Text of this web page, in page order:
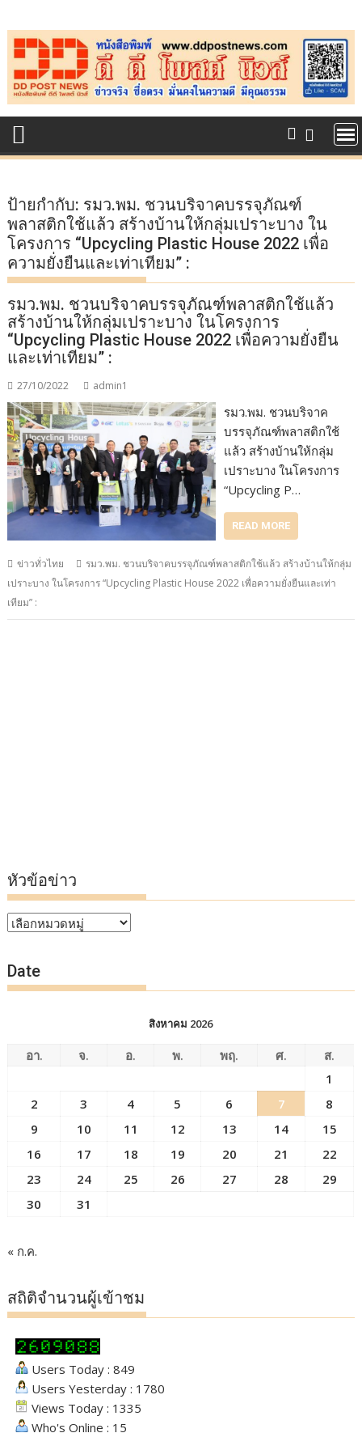
to
content
ป้ายกำกับ: รมว.พม. ชวนบริจาคบรรจุภัณฑ์
พลาสติกใช้แล้ว สร้างบ้านให้กลุ่มเปราะบาง ใน
โครงการ “Upcycling Plastic House 2022 เพื่อ
ความยั่งยืนและเท่าเทียม” :
รมว.พม. ชวนบริจาคบรรจุภัณฑ์พลาสติกใช้แล้ว
สร้างบ้านให้กลุ่มเปราะบาง ในโครงการ
“Upcycling Plastic House 2022 เพื่อความยั่งยืน
และเท่าเทียม” :
27/10/2022 admin1
รมว.พม. ชวนบริจาค
บรรจุภัณฑ์พลาสติกใช้
แล้ว สร้างบ้านให้กลุ่ม
เปราะบาง ในโครงการ
“Upcycling P…
READ MORE
ข่าวทั่วไทย
รมว.พม. ชวนบริจาคบรรจุภัณฑ์พลาสติกใช้แล้ว สร้างบ้านให้กลุ่ม
เปราะบาง ในโครงการ “Upcycling Plastic House 2022 เพื่อความยั่งยืนและเท่า
เทียม” :
หัวข้อข่าว
หัวข้อ
Date
สิงหาคม 2026
อา. จ. อ. พ. พฤ. ศ.
ส.
1
2
3 4 5 6 7
8
9
10 11 12 13 14
15
16
17 18 19 20 21
22
23
24 25 26 27 28
29
30
31
« ก.ค.
สถิติจำนวนผู้เข้าชม
Users Today : 849
Users Yesterday : 1780
Views Today : 1335
Who's Online : 15